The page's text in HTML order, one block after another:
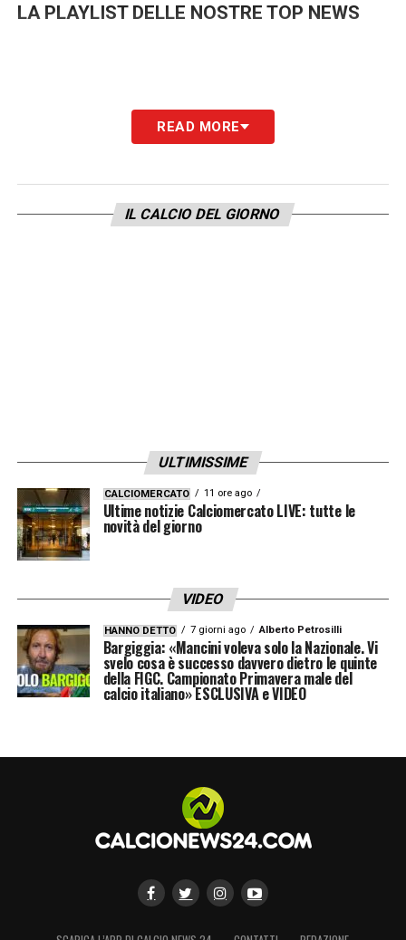
LA PLAYLIST DELLE NOSTRE TOP NEWS
READ MORE
IL CALCIO DEL GIORNO
ULTIMISSIME
CALCIOMERCATO 11 ore ago
Ultime notizie Calciomercato LIVE: tutte le
novità del giorno
VIDEO
HANNO DETTO 7 giorni ago Alberto Petrosilli
Bargiggia: «Mancini voleva solo la Nazionale. Vi
svelo cosa è successo davvero dietro le quinte
della FIGC. Campionato Primavera male del
calcio italiano» ESCLUSIVA e VIDEO